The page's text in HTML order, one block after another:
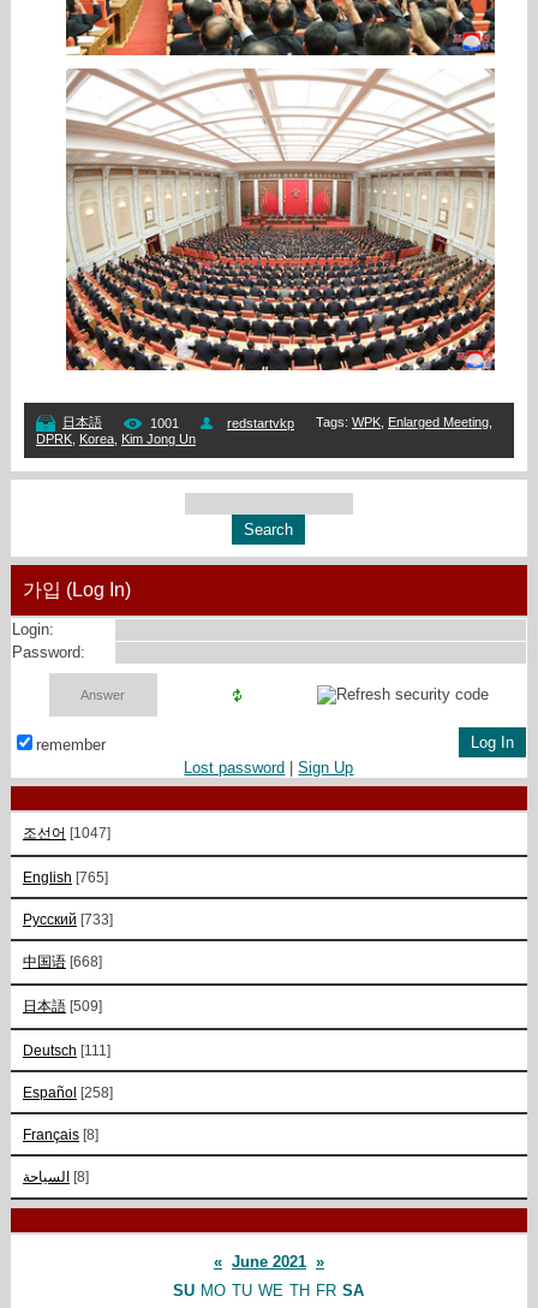
日本語 1001 redstartvkp Tags: WPK, Enlarged Meeting,
DPRK, Korea, Kim Jong Un
가입 (Log In)
Login:
Password:
remember
Lost password |Sign Up
조선어 [1047]
English [765]
Русский [733]
中国语 [668]
日本語 [509]
Deutsch [111]
Español [258]
Français [8]
السياحة [8]
« June 2021 »
SU MO TU WE TH FR SA